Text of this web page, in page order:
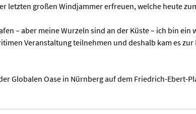
letzten großen Windjammer erfreuen, welche heute
– aber meine Wurzeln sind an der Küste – ich bin ein
Veranstaltung teilnehmen und deshalb kam es zur
Globalen Oase in Nürnberg auf dem Friedrich-Ebert-